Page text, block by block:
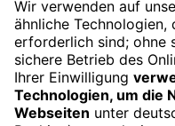
Widerruf